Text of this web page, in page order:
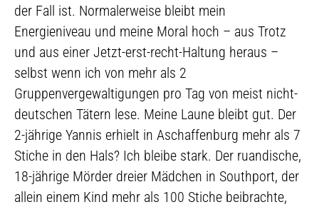
der Fall ist. Normalerweise bleibt mein
Energieniveau und meine Moral hoch – aus Trotz
und aus einer Jetzt-erst-recht-Haltung heraus –
selbst wenn ich von mehr als 2
Gruppenvergewaltigungen pro Tag von meist nicht-
deutschen Tätern lese. Meine Laune bleibt gut. Der
2-jährige Yannis erhielt in Aschaffenburg mehr als 7
Stiche in den Hals? Ich bleibe stark. Der ruandische,
18-jährige Mörder dreier Mädchen in Southport, der
allein einem Kind mehr als 100 Stiche beibrachte,